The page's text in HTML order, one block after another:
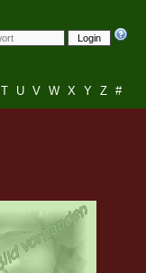
Login
T U V W X Y Z #